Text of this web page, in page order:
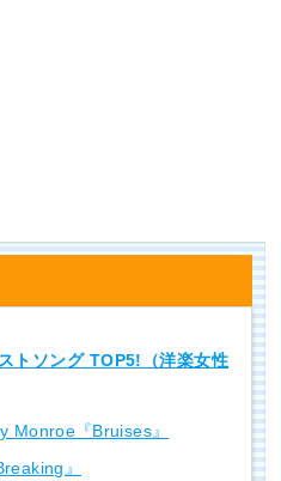
トソング TOP5!（洋楽女性
Monroe『Bruises』
』